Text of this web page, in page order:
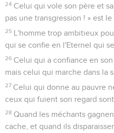
24 Celui qui vole son père et
pas une transgression ! » est
25 L'homme trop ambitieux
qui se confie en l'Eternel qui
26 Celui qui a confiance en
mais celui qui marche dans la
27 Celui qui donne au pauvre
ceux qui fuient son regard
28 Quand les méchants
cache, et quand ils